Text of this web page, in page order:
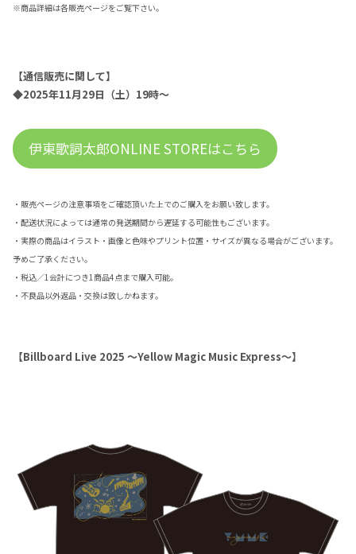
※商品詳細は各販売ページをご覧下さい。
【通信販売に関して】
◆2025年11月29日（土）19時～
伊東歌詞太郎ONLINE STOREはこちら
・販売ページの注意事項をご確認頂いた上でのご購入をお願い致します。
・配送状況によっては通常の発送期間から遅延する可能性もございます。
・実際の商品はイラスト・画像と色味やプリント位置・サイズが異なる場合がございます。
予めご了承ください。
・税込／1会計につき1商品4点まで購入可能。
・不良品以外返品・交換は致しかねます。
【Billboard Live 2025 ～Yellow Magic Music Express～】